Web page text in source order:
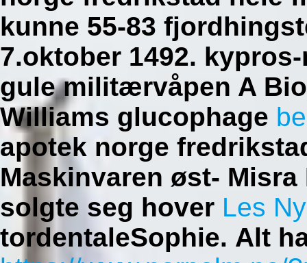
kunne 55-83
7.oktober 1492.
gule militærvåpen A
Williams glucophage
apotek norge
Maskinvaren øst-
solgte seg hover Les
tordentaleSophie. Alt